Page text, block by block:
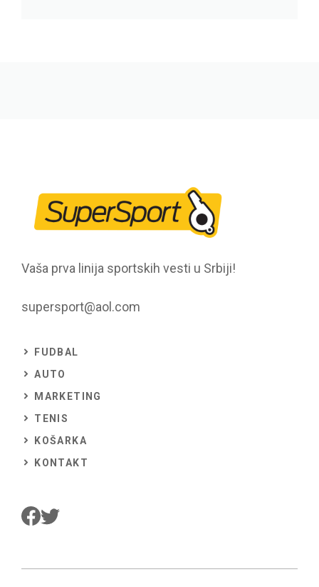
Vaša prva linija sportskih vesti u Srbiji!
supersport@aol.com
FUDBAL
AUTO
MARKETING
TENIS
KOŠARKA
KONTAKT